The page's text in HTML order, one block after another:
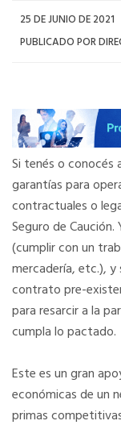
25 DE JUNIO DE 2021
PUBLICADO POR
Si tenés o conocés
garantías para
contractuales o
Seguro de
(cumplir con un
mercadería, etc.),
contrato pre-
para resarcir a la
cumpla lo pactado.
Este es un gran
económicas de un
primas